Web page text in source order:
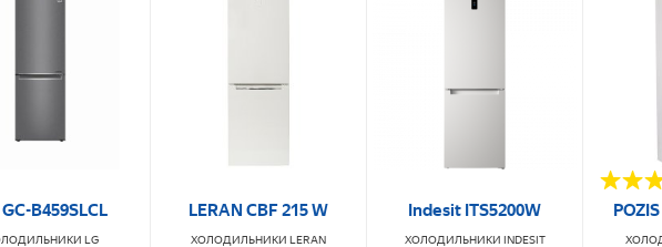
GC-B459SLCL
LG
LERAN CBF 215 W
ХОЛОДИЛЬНИКИ LERAN
Indesit ITS5200W
ХОЛОДИЛЬНИКИ INDESIT